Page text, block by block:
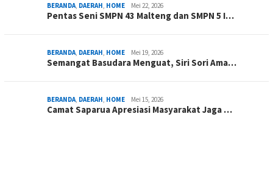
BERANDA DAERAH HOME Mei 22, 2026
Pentas Seni SMPN 43 Malteng dan SMPN 5 I…
BERANDA DAERAH HOME Mei 19, 2026
Semangat Basudara Menguat, Siri Sori Ama…
BERANDA DAERAH HOME Mei 15, 2026
Camat Saparua Apresiasi Masyarakat Jaga …